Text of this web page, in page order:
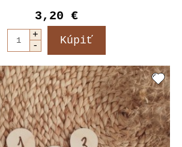
3,20 €